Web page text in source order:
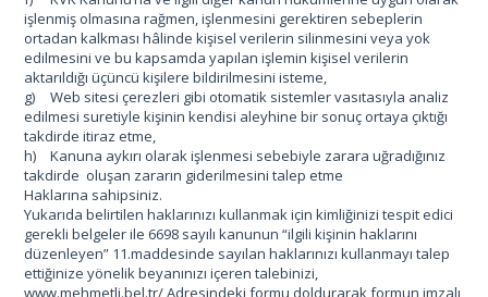
işlenmiş olmasına rağmen, işlenmesini gerektiren sebeplerin
ortadan kalkması hâlinde kişisel verilerin silinmesini veya yok
edilmesini ve bu kapsamda yapılan işlemin kişisel verilerin
aktarıldığı üçüncü kişilere bildirilmesini isteme,
g)
Web sitesi çerezleri gibi otomatik sistemler vasıtasıyla analiz
edilmesi suretiyle kişinin kendisi aleyhine bir sonuç ortaya çıktığı
takdirde itiraz etme,
h)
Kanuna aykırı olarak işlenmesi sebebiyle zarara uğradığınız
takdirde oluşan zararın giderilmesini talep etme
Haklarına sahipsiniz.
Yukarıda belirtilen haklarınızı kullanmak için kimliğinizi tespit edici
gerekli belgeler ile 6698 sayılı kanunun “ilgili kişinin haklarını
düzenleyen” 11.maddesinde sayılan haklarınızı kullanmayı talep
ettiğinize yönelik beyanınızı içeren talebinizi,
www.mehmetli.bel.tr/ Adresindeki formu doldurarak formun imzalı